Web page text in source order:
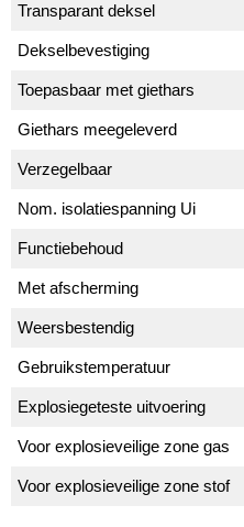
Transparant deksel
Dekselbevestiging
Toepasbaar met giethars
Giethars meegeleverd
Verzegelbaar
Nom. isolatiespanning Ui
Functiebehoud
Met afscherming
Weersbestendig
Gebruikstemperatuur
Explosiegeteste uitvoering
Voor explosieveilige zone gas
Voor explosieveilige zone stof